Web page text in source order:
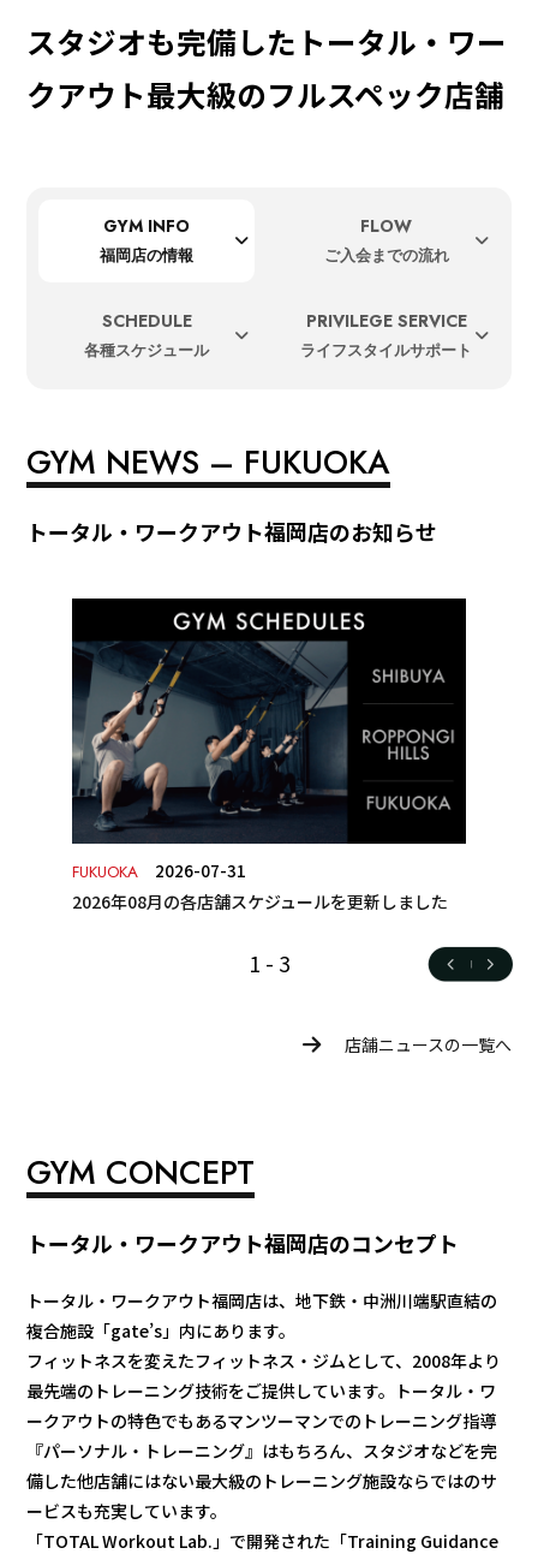
スタジオも完備したトータル・ワー
クアウト最大級のフルスペック店舗
GYM INFO
福岡店の情報
FLOW
ご入会までの流れ
SCHEDULE
各種スケジュール
PRIVILEGE SERVICE
ライフスタイルサポート
GYM NEWS – FUKUOKA
トータル・ワークアウト福岡店のお知らせ
FUKUOKA
2026-07-31
2026年08月の各店舗スケジュールを更新しました
1 - 3
店舗ニュースの一覧へ
GYM CONCEPT
トータル・ワークアウト福岡店のコンセプト
トータル・ワークアウト福岡店は、地下鉄・中洲川端駅直結の
複合施設「gate’s」内にあります。
フィットネスを変えたフィットネス・ジムとして、2008年より
最先端のトレーニング技術をご提供しています。トータル・ワ
ークアウトの特色でもあるマンツーマンでのトレーニング指導
『パーソナル・トレーニング』はもちろん、スタジオなどを完
備した他店舗にはない最大級のトレーニング施設ならではのサ
ービスも充実しています。
「TOTAL Workout Lab.」で開発された「Training Guidance